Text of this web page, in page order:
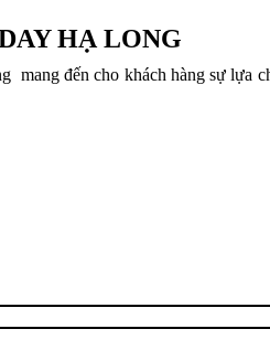
HẠ LONG
đến cho khách hàng sự lựa